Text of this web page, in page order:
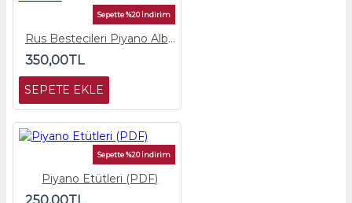
Sepette %20 İndirim
Rus Bestecileri Piyano Albümü
350,00TL
SEPETE EKLE
Sepette %20 İndirim
Piyano Etütleri (PDF)